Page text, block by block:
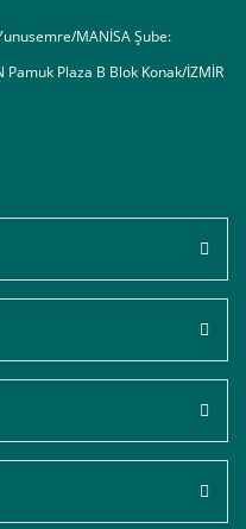
MANİSA Şube:
Plaza B Blok Konak/İZMİR